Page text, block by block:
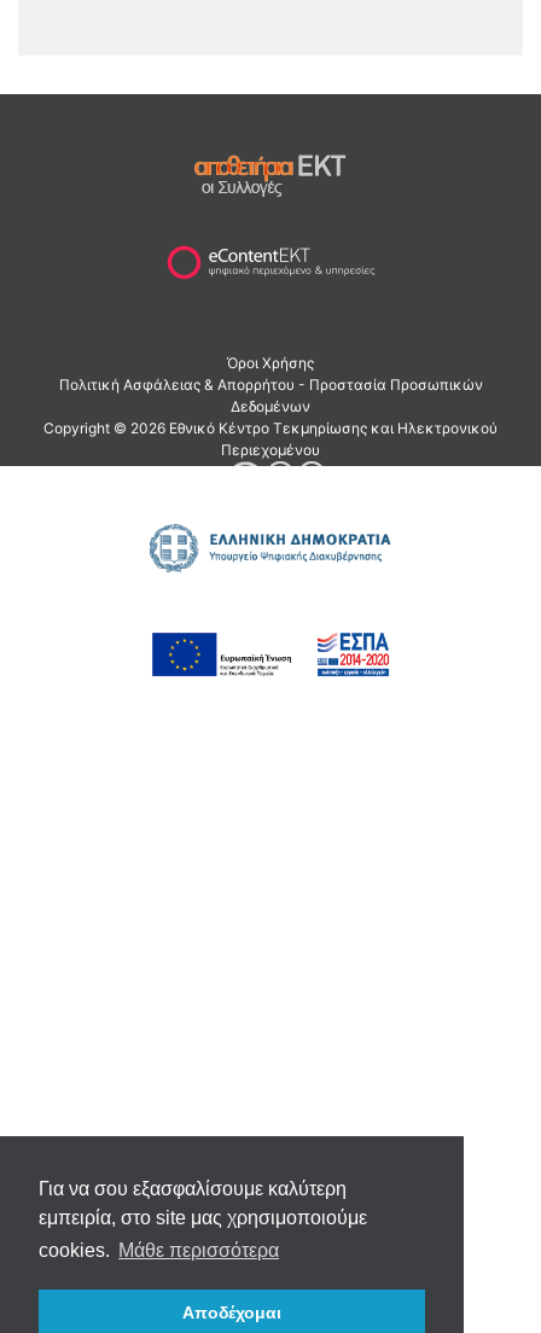
Για να σου εξασφαλίσουμε καλύτερη
εμπειρία, στο site μας χρησιμοποιούμε
cookies. Μάθε περισσότερα
Αποδέχομαι